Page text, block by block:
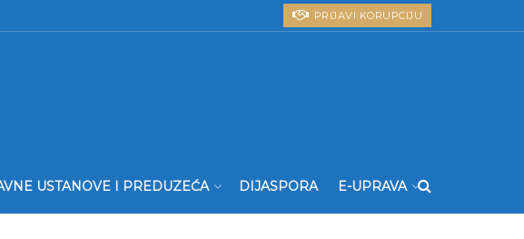
PRIJAVI KORUPCIJU
USTANOVE I PREDUZEĆA DIJASPORA E-UPRAVA